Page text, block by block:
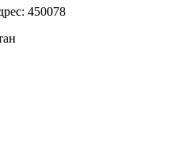
450078